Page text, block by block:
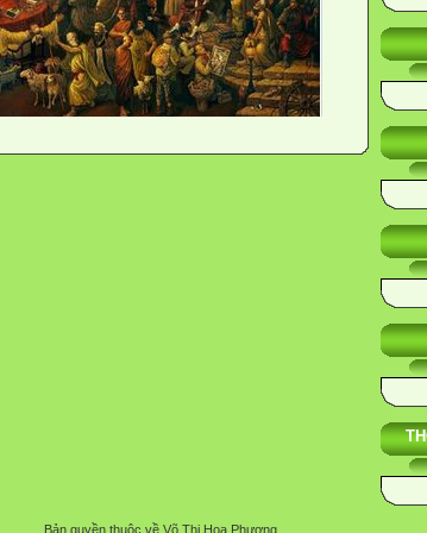
Bản quyền thuộc về Võ Thị Hoa Phượng